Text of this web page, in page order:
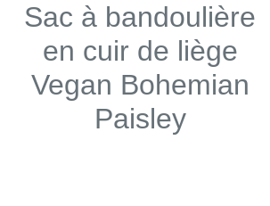
Sac à bandoulière
en cuir de liège
Vegan Bohemian
Paisley